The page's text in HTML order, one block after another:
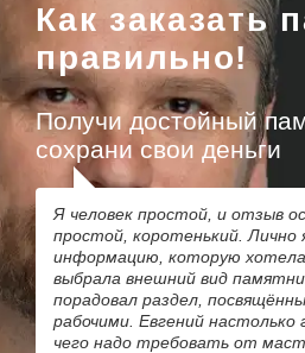
Как заказать
правильно!
Получи достойный
сохрани свои деньги
Я человек простой, и отзыв
простой, коротенький. Лично
информацию, которую
выбрала внешний вид
порадовал раздел,
рабочими. Евгений настолько
чего надо требовать от